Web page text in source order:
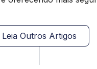
Leia Outros Artigos